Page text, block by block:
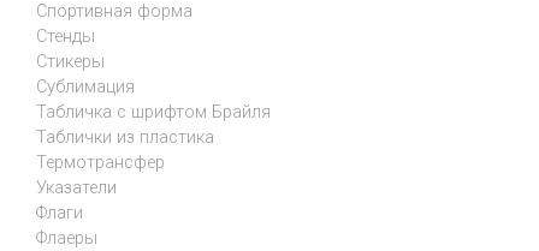
Спортивная форма
Стенды
Стикеры
Сублимация
Табличка с шрифтом Брайля
Таблички из пластика
Термотрансфер
Указатели
Флаги
Флаеры